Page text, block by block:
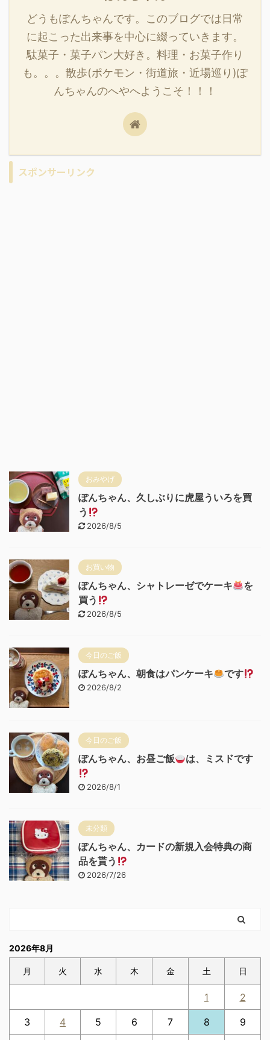
どうもぽんちゃんです。このブログでは日常
に起こった出来事を中心に綴っていきます。
駄菓子・菓子パン大好き。料理・お菓子作り
も。。。散歩(ポケモン・街道旅・近場巡り)ぽ
んちゃんのへやへようこそ！！！
スポンサーリンク
おみやげ
ぽんちゃん、久しぶりに虎屋ういろを買
う
2026/8/5
お買い物
ぽんちゃん、シャトレーゼでケーキ
を
買う
2026/8/5
今日のご飯
ぽんちゃん、朝食はパンケーキ です
2026/8/2
今日のご飯
ぽんちゃん、お昼ご飯 は、ミスドです
2026/8/1
未分類
ぽんちゃん、カードの新規入会特典の商
品を貰う
2026/7/26
2026年8月
月 火 水 木 金 土 日
1 2
3 4 5 6 7 8 9